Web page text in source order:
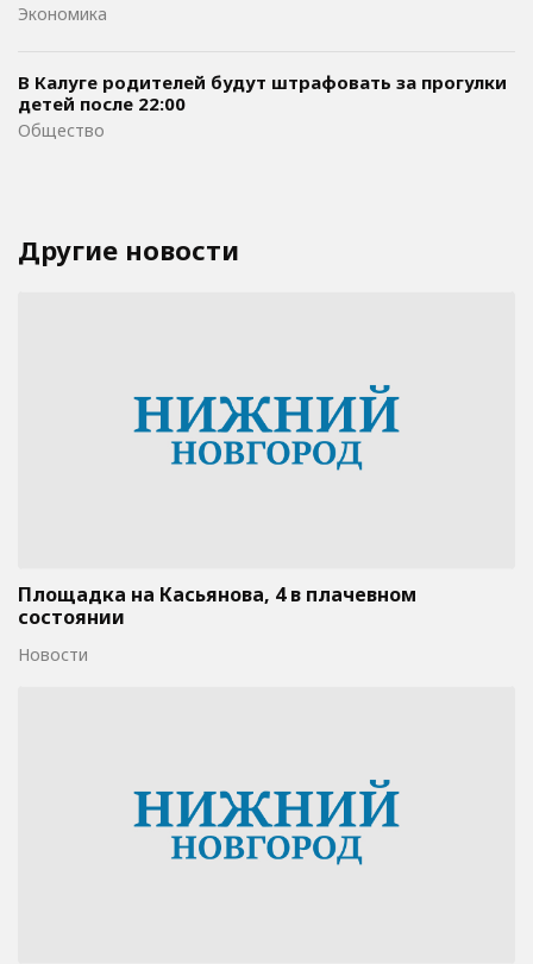
Экономика
В Калуге родителей будут штрафовать за прогулки
детей после 22:00
Общество
Другие новости
Площадка на Касьянова, 4 в плачевном
состоянии
Новости